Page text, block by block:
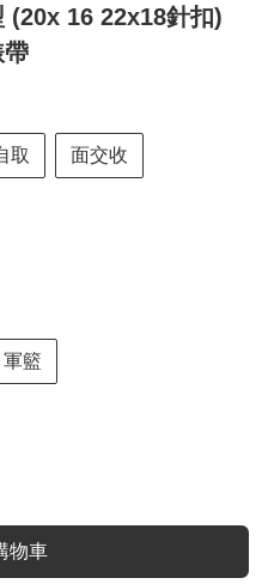
(20x 16 22x18針扣)
帶
取 面交收
軍籃
物車